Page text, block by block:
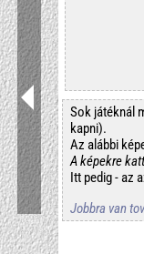
Sok játéknál
kapni).
Az alábbi
A képekre
Itt pedig - az
Jobbra van